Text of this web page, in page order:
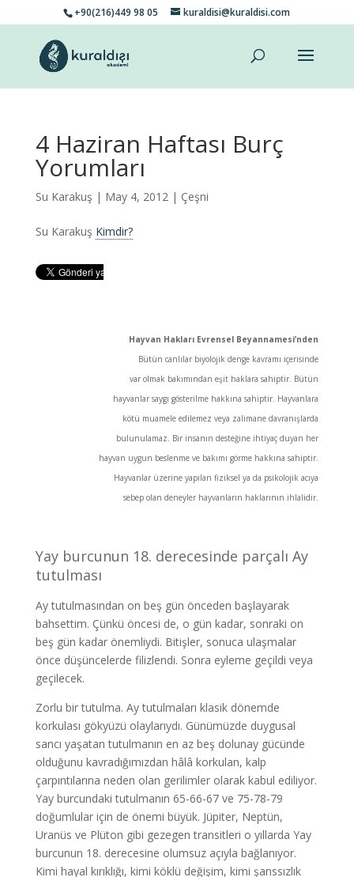
+90(216)449 98 05 kuraldisi@kuraldisi.com
4 Haziran Haftası Burç
Yorumları
Su Karakuş | May 4, 2012 | Çeşni
Su Karakuş Kimdir?
Hayvan Hakları Evrensel Beyannamesi’nden
Bütün canlılar biyolojik denge kavramı içerisinde
var olmak bakımından eşit haklara sahiptir. Bütün
hayvanlar saygı gösterilme hakkına sahiptir. Hayvanlara
kötü muamele edilemez veya zalimane davranışlarda
bulunulamaz. Bir insanın desteğine ihtiyaç duyan her
hayvan uygun beslenme ve bakımı görme hakkına sahiptir.
Hayvanlar üzerine yapılan fiziksel ya da psikolojik acıya
sebep olan deneyler hayvanların haklarının ihlalidir.
Yay burcunun 18. derecesinde parçalı Ay
tutulması
Ay tutulmasından on beş gün önceden başlayarak
bahsettim. Çünkü öncesi de, o gün kadar, sonraki on
beş gün kadar önemliydi. Bitişler, sonuca ulaşmalar
önce düşüncelerde filizlendi. Sonra eyleme geçildi veya
geçilecek.
Zorlu bir tutulma. Ay tutulmaları klasik dönemde
korkulası gökyüzü olaylarıydı. Günümüzde duygusal
sancı yaşatan tutulmanın en az beş dolunay gücünde
olduğunu kavradığımızdan hâlâ korkulan, kalp
çarpıntılarına neden olan gerilimler olarak kabul ediliyor.
Yay burcundaki tutulmanın 65-66-67 ve 75-78-79
doğumlular için de önemi büyük. Jüpiter, Neptün,
Uranüs ve Plüton gibi gezegen transitleri o yıllarda Yay
burcunun 18. derecesine olumsuz açıyla bağlanıyor.
Kimi hayal kırıklığı, kimi köklü değişim, kimi şanssızlık